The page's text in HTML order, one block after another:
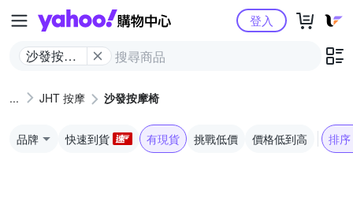
Yahoo購物中心
沙發按摩
登入
JHT 按摩 沙發按摩椅
品牌 快速到貨 有現貨 挑戰低價 價格低到高 排序